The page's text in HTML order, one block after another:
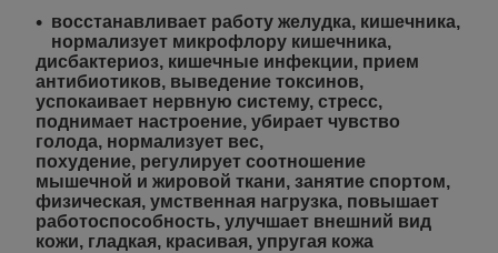
восстанавливает работу желудка, кишечника,
нормализует микрофлору кишечника,
дисбактериоз, кишечные инфекции, прием
антибиотиков, выведение токсинов,
успокаивает нервную систему, стресс,
поднимает настроение, убирает чувство
голода, нормализует вес,
похудение, регулирует соотношение
мышечной и жировой ткани, занятие спортом,
физическая, умственная нагрузка, повышает
работоспособность, улучшает внешний вид
кожи, гладкая, красивая, упругая кожа